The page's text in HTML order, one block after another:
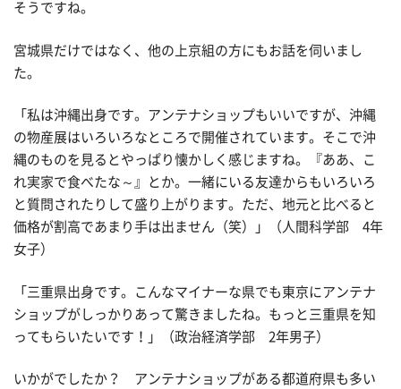
そうですね。
宮城県だけではなく、他の上京組の方にもお話を伺いまし
た。
「私は沖縄出身です。アンテナショップもいいですが、沖縄
の物産展はいろいろなところで開催されています。そこで沖
縄のものを見るとやっぱり懐かしく感じますね。『ああ、こ
れ実家で食べたな～』とか。一緒にいる友達からもいろいろ
と質問されたりして盛り上がります。ただ、地元と比べると
価格が割高であまり手は出ません（笑）」（人間科学部 4年
女子）
「三重県出身です。こんなマイナーな県でも東京にアンテナ
ショップがしっかりあって驚きましたね。もっと三重県を知
ってもらいたいです！」（政治経済学部 2年男子）
いかがでしたか？ アンテナショップがある都道府県も多い